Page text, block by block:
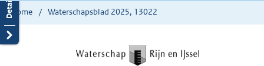
Home Waterschapsblad 2025, 13022